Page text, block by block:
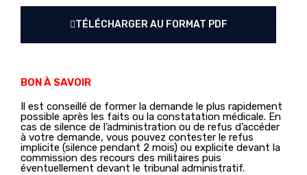
TÉLÉCHARGER AU FORMAT PDF
BON À SAVOIR
Il est conseillé de former la demande le plus rapidement
possible après les faits ou la constatation médicale. En
cas de silence de l’administration ou de refus d’accéder
à votre demande, vous pouvez contester le refus
implicite (silence pendant 2 mois) ou explicite devant la
commission des recours des militaires puis
éventuellement devant le tribunal administratif.